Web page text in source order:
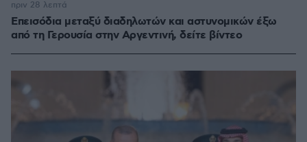
Επεισόδια μεταξύ διαδηλωτών και αστυνομικών έξω
από τη Γερουσία στην Αργεντινή, δείτε βίντεο
πριν 28 λεπτά